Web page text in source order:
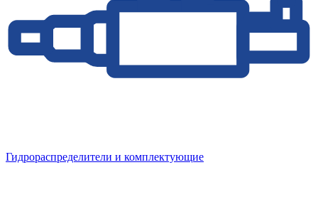
Гидрораспределители и комплектующие